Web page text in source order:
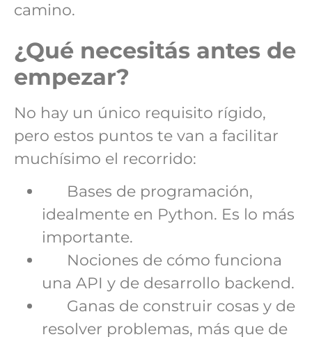
camino.
¿Qué necesitás antes de
empezar?
No hay un único requisito rígido,
pero estos puntos te van a facilitar
muchísimo el recorrido:
Bases de programación,
idealmente en Python. Es lo más
importante.
Nociones de cómo funciona
una API y de desarrollo backend.
Ganas de construir cosas y de
resolver problemas, más que de